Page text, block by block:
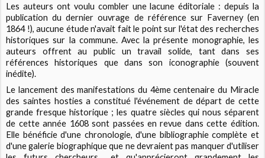
Les auteurs ont voulu combler une lacune éditoriale : depuis la
publication du dernier ouvrage de référence sur Faverney (en
1864 !), aucune étude n'avait fait le point sur l'état des recherches
historiques sur la commune. Avec la présente monographie, les
auteurs offrent au public un travail solide, tant dans ses
références historiques que dans son iconographie (souvent
inédite).
Le lancement des manifestations du 4ème centenaire du Miracle
des saintes hosties a constitué l'événement de départ de cette
grande fresque historique ; les quatre siècles qui nous séparent
de cette année 1608 sont passées en revue dans cette édition.
Elle bénéficie d'une chronologie, d'une bibliographie complète et
d'une galerie biographique que ne devraient pas manquer d'utiliser